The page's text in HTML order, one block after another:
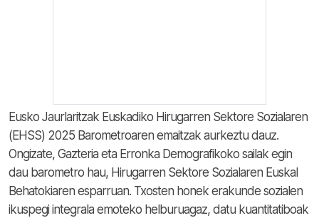
Eusko Jaurlaritzak Euskadiko Hirugarren Sektore Sozialaren
(EHSS) 2025 Barometroaren emaitzak aurkeztu dauz.
Ongizate, Gazteria eta Erronka Demografikoko sailak egin
dau barometro hau, Hirugarren Sektore Sozialaren Euskal
Behatokiaren esparruan. Txosten honek erakunde sozialen
ikuspegi integrala emoteko helburuagaz, datu kuantitatiboak